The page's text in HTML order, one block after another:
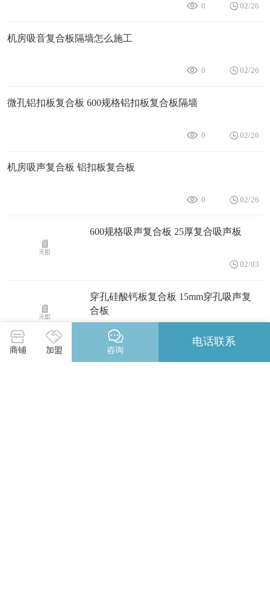
0 02/26
机房吸音复合板隔墙怎么施工
0 02/26
微孔铝扣板复合板 600规格铝扣板复合板隔墙
0 02/26
机房吸声复合板 铝扣板复合板
0 02/26
600规格吸声复合板 25厚复合吸声板
02/03
穿孔硅酸钙板复合板 15mm穿孔吸声复
合板
600X600X15mm硅酸钙复合板 机房复合
商铺 加盟 咨询
电话联系